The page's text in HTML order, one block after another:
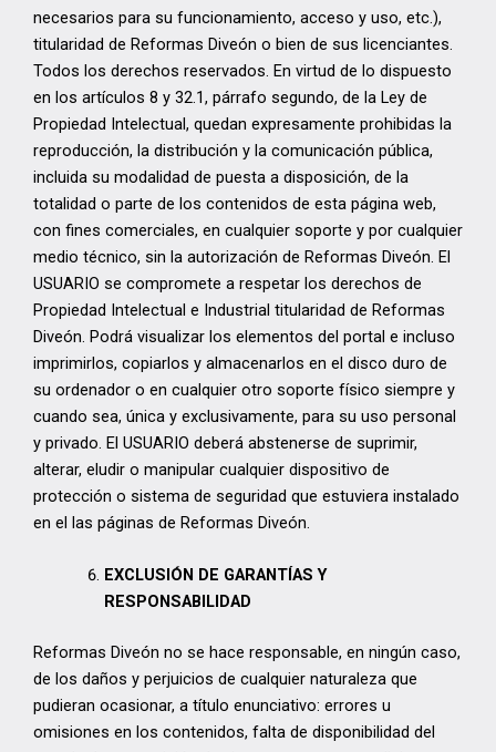
necesarios para su funcionamiento, acceso y uso, etc.),
titularidad de Reformas Diveón o bien de sus licenciantes.
Todos los derechos reservados. En virtud de lo dispuesto
en los artículos 8 y 32.1, párrafo segundo, de la Ley de
Propiedad Intelectual, quedan expresamente prohibidas la
reproducción, la distribución y la comunicación pública,
incluida su modalidad de puesta a disposición, de la
totalidad o parte de los contenidos de esta página web,
con fines comerciales, en cualquier soporte y por cualquier
medio técnico, sin la autorización de Reformas Diveón. El
USUARIO se compromete a respetar los derechos de
Propiedad Intelectual e Industrial titularidad de Reformas
Diveón. Podrá visualizar los elementos del portal e incluso
imprimirlos, copiarlos y almacenarlos en el disco duro de
su ordenador o en cualquier otro soporte físico siempre y
cuando sea, única y exclusivamente, para su uso personal
y privado. El USUARIO deberá abstenerse de suprimir,
alterar, eludir o manipular cualquier dispositivo de
protección o sistema de seguridad que estuviera instalado
en el las páginas de Reformas Diveón.
EXCLUSIÓN DE GARANTÍAS Y
RESPONSABILIDAD
Reformas Diveón no se hace responsable, en ningún caso,
de los daños y perjuicios de cualquier naturaleza que
pudieran ocasionar, a título enunciativo: errores u
omisiones en los contenidos, falta de disponibilidad del